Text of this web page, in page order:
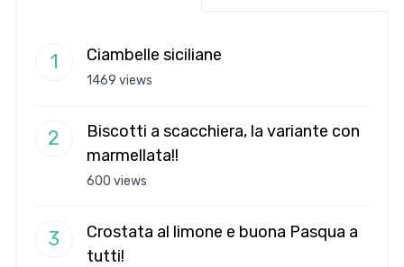
Ciambelle siciliane
1469 views
Biscotti a scacchiera, la variante con
marmellata!!
600 views
Crostata al limone e buona Pasqua a
tutti!